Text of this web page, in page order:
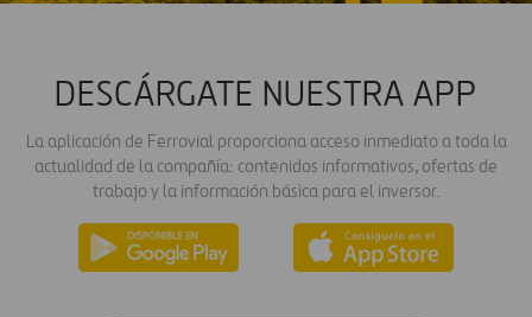
DESCÁRGATE NUESTRA APP
La aplicación de Ferrovial proporciona acceso inmediato a toda la
actualidad de la compañía: contenidos informativos, ofertas de
trabajo y la información básica para el inversor.